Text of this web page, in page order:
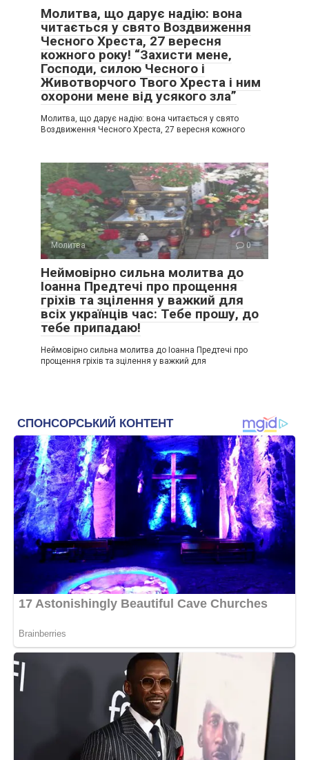
Молитва, що дарує надію: вона
читається у свято Воздвиження
Чесного Хреста, 27 вересня
кожного року! “Захисти мене‚
Господи‚ силою Чесного і
Животворчого Твого Хреста і ним
охорони мене від усякого зла”
Молитва, що дарує надію: вона читається у свято
Воздвиження Чесного Хреста, 27 вересня кожного
Молитва 0
Неймовірно сильна молитва до
Іоанна Предтечі про прощення
гріхів та зцілення у важкий для
всіх українців час: Тебе прошу, до
тебе припадаю!
Неймовірно сильна молитва до Іоанна Предтечі про
прощення гріхів та зцілення у важкий для